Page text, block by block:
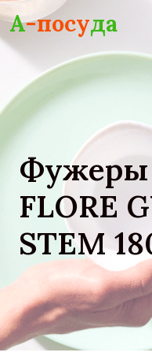
Skip to main content
А-посуда
Фужеры
FLORE
STEM